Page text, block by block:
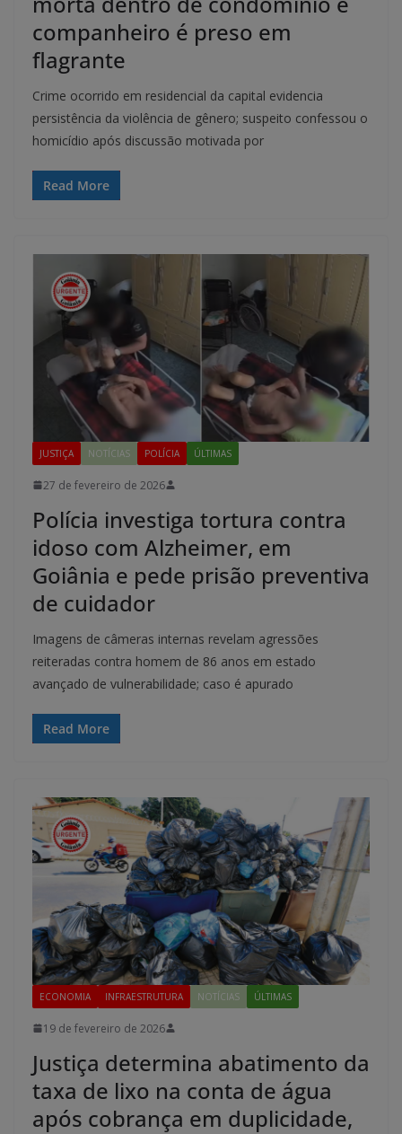
companheiro é preso em
flagrante
Crime ocorrido em residencial da capital evidencia
persistência da violência de gênero; suspeito confessou o
homicídio após discussão motivada por
Read More
JUSTIÇA NOTÍCIAS POLÍCIA ÚLTIMAS
27 de fevereiro de 2026
Polícia investiga tortura contra
idoso com Alzheimer, em
Goiânia e pede prisão preventiva
de cuidador
Imagens de câmeras internas revelam agressões
reiteradas contra homem de 86 anos em estado
avançado de vulnerabilidade; caso é apurado
Read More
ECONOMIA INFRAESTRUTURA NOTÍCIAS ÚLTIMAS
19 de fevereiro de 2026
Justiça determina abatimento da
taxa de lixo na conta de água
após cobrança em duplicidade,